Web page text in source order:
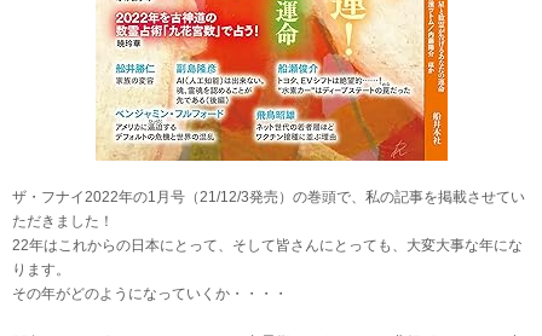
ザ・フナイ2022年の1月号（21/12/3発売）の巻頭で、私の記事を掲載させてい
ただきました！
22年はこれからの日本にとって、そして皆さんにとっても、大変大事な年にな
ります。
その年がどのようになっていくか・・・・